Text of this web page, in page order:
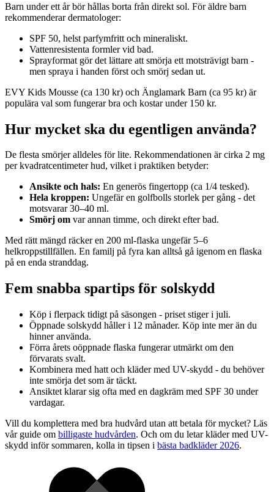
Barn under ett år bör hållas borta från direkt sol. För äldre barn
rekommenderar dermatologer:
SPF 50, helst parfymfritt och mineraliskt.
Vattenresistenta formler vid bad.
Sprayformat gör det lättare att smörja ett motsträvigt barn -
men spraya i handen först och smörj sedan ut.
EVY Kids Mousse (ca 130 kr) och Änglamark Barn (ca 95 kr) är
populära val som fungerar bra och kostar under 150 kr.
Hur mycket ska du egentligen använda?
De flesta smörjer alldeles för lite. Rekommendationen är cirka 2 mg
per kvadratcentimeter hud, vilket i praktiken betyder:
Ansikte och hals: En generös fingertopp (ca 1/4 tesked).
Hela kroppen: Ungefär en golfbolls storlek per gång - det
motsvarar 30–40 ml.
Smörj om var annan timme, och direkt efter bad.
Med rätt mängd räcker en 200 ml-flaska ungefär 5–6
helkroppstillfällen. En familj på fyra kan alltså gå igenom en flaska
på en enda stranddag.
Fem snabba spartips för solskydd
Köp i flerpack tidigt på säsongen - priset stiger i juli.
Öppnade solskydd håller i 12 månader. Köp inte mer än du
hinner använda.
Förra årets oöppnade flaska fungerar utmärkt om den
förvarats svalt.
Kombinera med hatt och kläder med UV-skydd - du behöver
inte smörja det som är täckt.
Ansiktet klarar sig ofta med en dagkräm med SPF 30 under
vardagar.
Vill du komplettera med bra hudvård utan att betala för mycket? Läs
vår guide om billigaste hudvården. Och om du letar kläder med UV-
skydd inför sommaren, kolla in tipsen i bästa badkläder 2026.